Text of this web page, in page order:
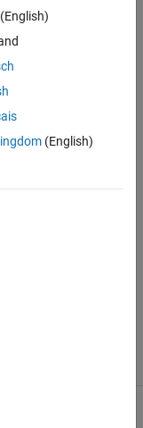
F28379D
control card
control card
F28027
(English)
(English)